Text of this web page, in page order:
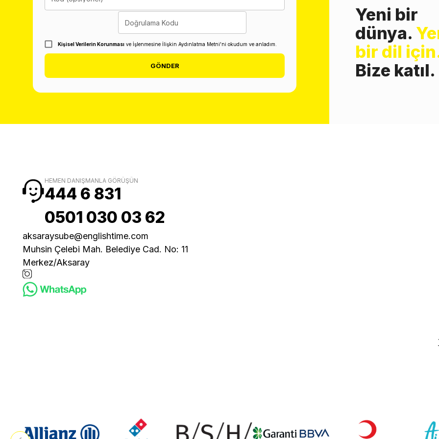
Doğrulama Kodu
Kişisel Verilerin Korunması ve İşlenmesine İlişkin Aydınlatma Metni'ni okudum ve anladım.
GÖNDER
Yeni bir
dünya.
bir dil
Bize katıl.
HEMEN DANIŞMANLA GÖRÜŞÜN
444 6 831
0501 030 03 62
aksaraysube@englishtime.com
Muhsin Çelebi Mah. Belediye Cad. No: 11
Merkez/Aksaray